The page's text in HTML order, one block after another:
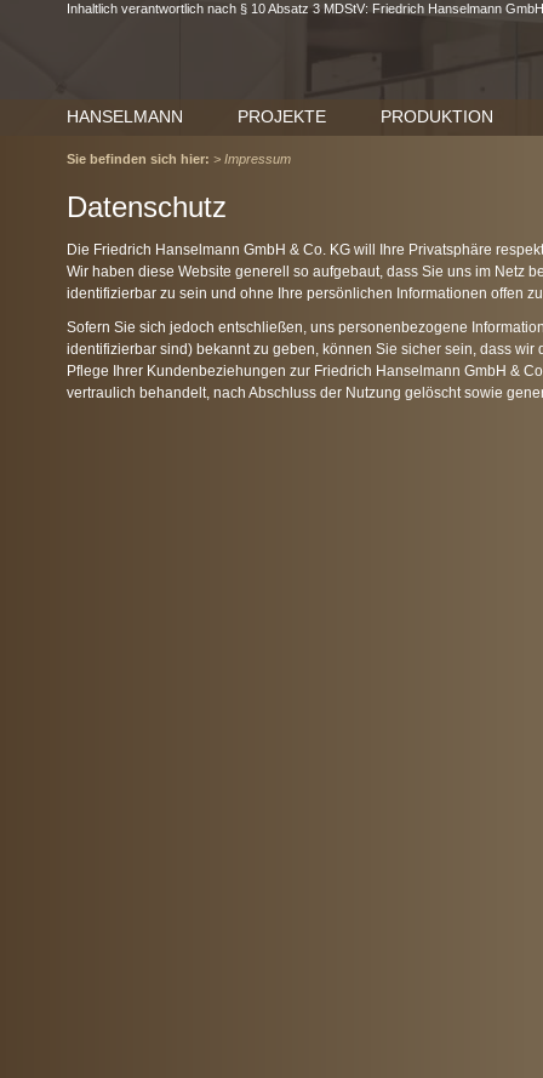
Inhaltlich verantwortlich nach § 10 Absatz 3 MDStV: Friedrich Hanselmann
HANSELMANN PROJEKTE PRODUKTION
Sie befinden sich hier: > Impressum
Datenschutz
Die Friedrich Hanselmann GmbH & Co. KG will Ihre Privatsphäre
Wir haben diese Website generell so aufgebaut, dass Sie uns im Netz
identifizierbar zu sein und ohne Ihre persönlichen Informationen offen
Sofern Sie sich jedoch entschließen, uns personenbezogene
identifizierbar sind) bekannt zu geben, können Sie sicher sein, dass wir
Pflege Ihrer Kundenbeziehungen zur Friedrich Hanselmann GmbH &
vertraulich behandelt, nach Abschluss der Nutzung gelöscht sowie